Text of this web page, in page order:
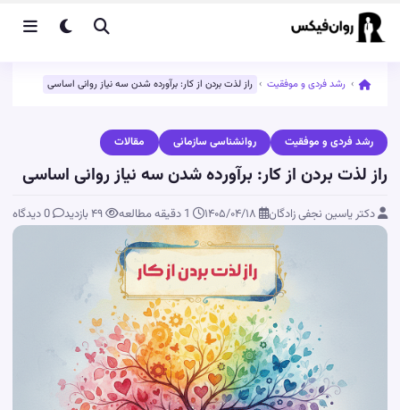
› رشد فردی و موفقیت › راز لذت بردن از کار: برآورده شدن سه نیاز روانی اساسی
رشد فردی و موفقیت روانشناسی سازمانی مقالات
راز لذت بردن از کار: برآورده شدن سه نیاز روانی اساسی
دکتر یاسین نجفی زادگان ۴۹ بازدید